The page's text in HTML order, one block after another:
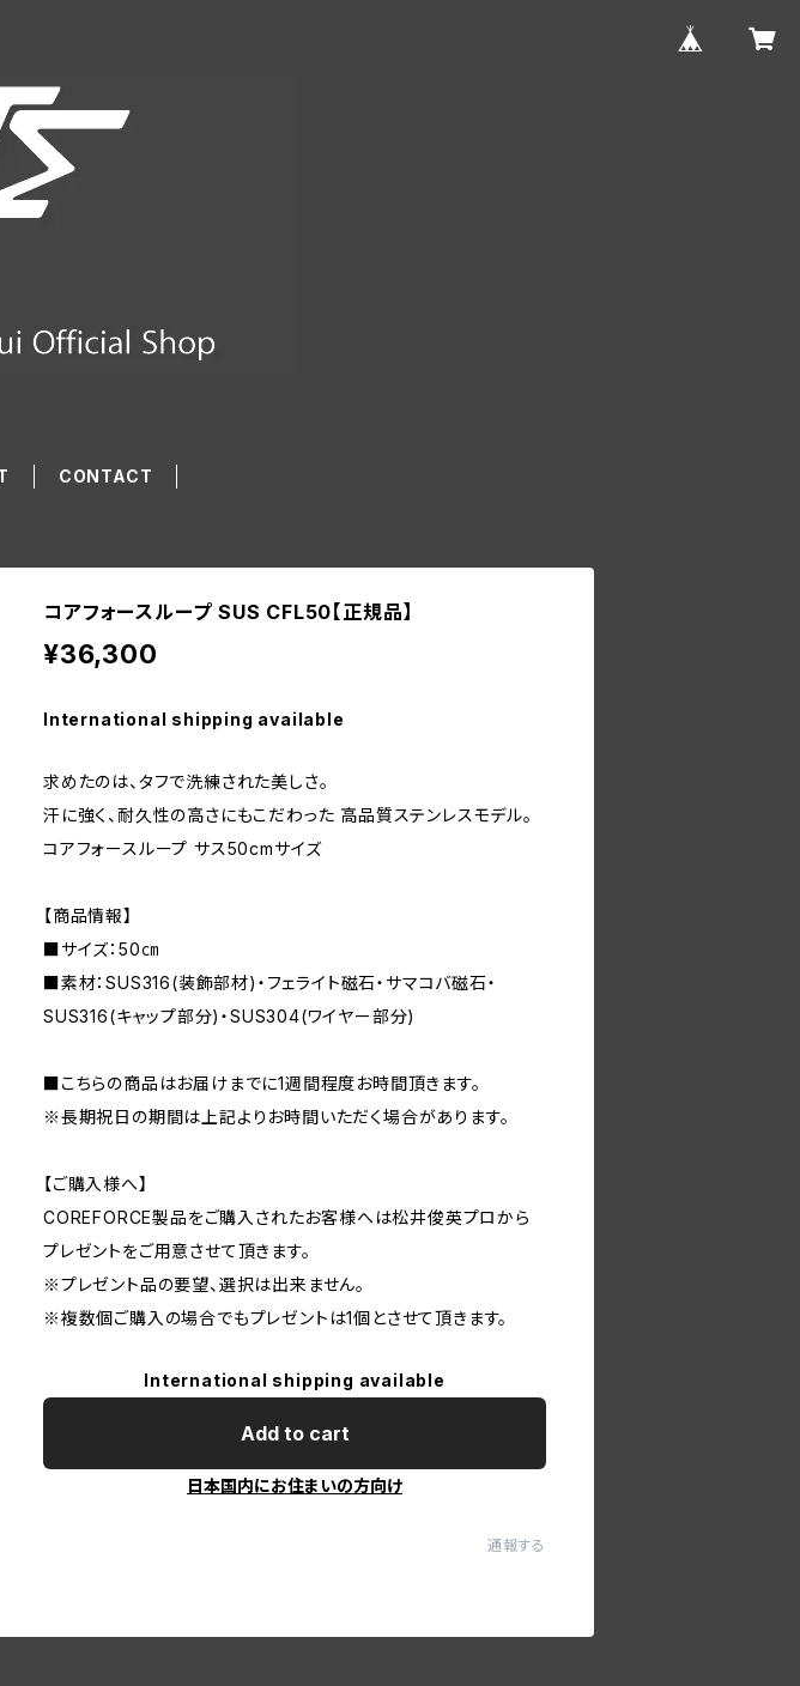
CONTACT
コアフォースループ SUS CFL50【正規品】
¥36,300
International shipping available
求めたのは、タフで洗練された美しさ。
汗に強く、耐久性の高さにもこだわった 高品質ステンレスモデル。
コアフォースループ サス50cmサイズ
【商品情報】
■サイズ：50㎝
■素材：SUS316(装飾部材)・フェライト磁石・サマコバ磁石・
SUS316(キャップ部分)・SUS304(ワイヤー部分)
■こちらの商品はお届けまでに1週間程度お時間頂きます。
※長期祝日の期間は上記よりお時間いただく場合があります。
【ご購入様へ】
COREFORCE製品をご購入されたお客様へは松井俊英プロから
プレゼントをご用意させて頂きます。
※プレゼント品の要望、選択は出来ません。
※複数個ご購入の場合でもプレゼントは1個とさせて頂きます。
International shipping available
Add to cart
日本国内にお住まいの方向け
通報する